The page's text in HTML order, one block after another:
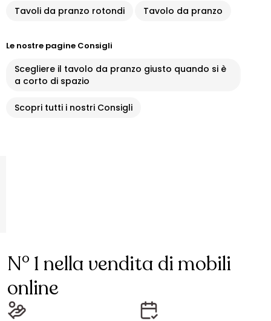
Tavoli da pranzo rotondi Tavolo da pranzo
Le nostre pagine Consigli
Scegliere il tavolo da pranzo giusto quando si è
a corto di spazio
Scopri tutti i nostri Consigli
N° 1 nella vendita di mobili
online